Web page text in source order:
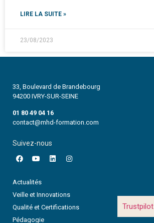
LIRE LA SUITE »
23/08/2023
33, Boulevard de Brandebourg
94200 IVRY-SUR-SEINE
01 80 49 04 16
contact@mhd-formation.com
Suivez-nous
Actualités
Veille et Innovations
Qualité et Certifications
Pédagogie
Trustpilot